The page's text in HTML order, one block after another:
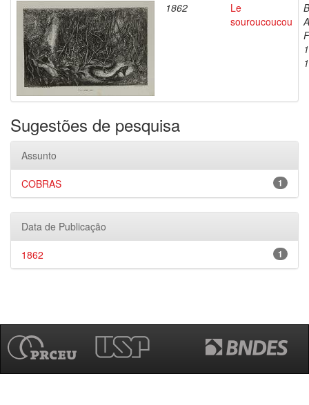
1862
Le
souroucoucou
Sugestões de pesquisa
Assunto
1
COBRAS
Data de Publicação
1
1862